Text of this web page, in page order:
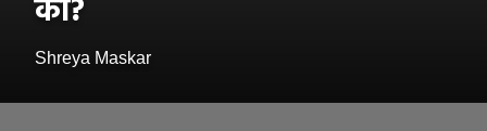
का?
Shreya Maskar